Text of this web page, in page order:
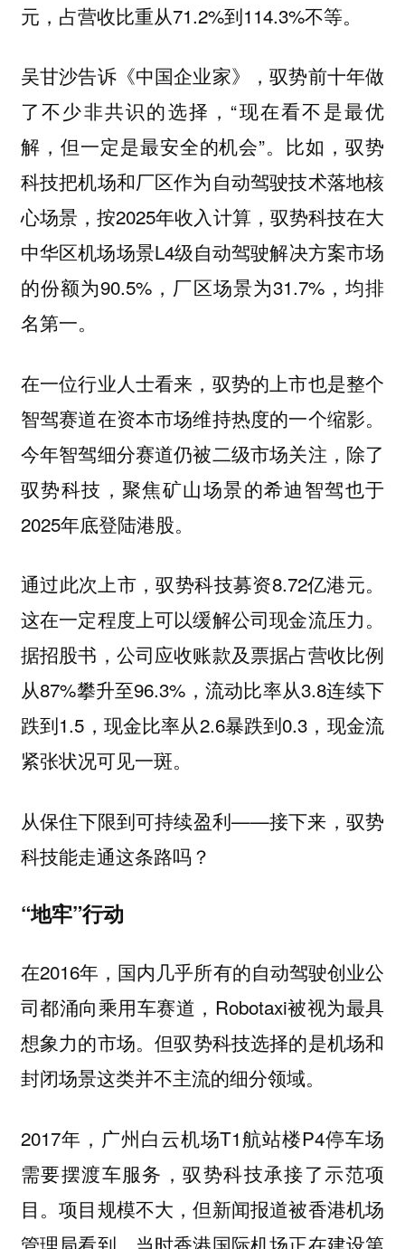
元，占营收比重从71.2%到114.3%不等。
吴甘沙告诉《中国企业家》，驭势前十年做
了不少非共识的选择，“现在看不是最优
解，但一定是最安全的机会”。比如，驭势
科技把机场和厂区作为自动驾驶技术落地核
心场景，按2025年收入计算，驭势科技在大
中华区机场场景L4级自动驾驶解决方案市场
的份额为90.5%，厂区场景为31.7%，均排
名第一。
在一位行业人士看来， 驭势的上市也是整个
智驾赛道在资本市场维持热度的一个缩影。
今年智驾细分赛道仍被二级市场关注，除了
驭势科技，聚焦矿山场景的希迪智驾也于
2025年底登陆港股。
通过此次上市，驭势科技募资8.72亿港元。
这在一定程度上可以缓解公司现金流压力。
据招股书，公司应收账款及票据占营收比例
从87%攀升至96.3%，流动比率从3.8连续下
跌到1.5，现金比率从2.6暴跌到0.3， 现金流
紧张状况可见一斑。
从保住下限到可持续盈利——接下来，驭势
科技能走通这条路吗？
“地牢”行动
在2016年，国内几乎所有的自动驾驶创业公
司都涌向乘用车赛道，Robotaxi被视为最具
想象力的市场。但驭势科技选择的是机场和
封闭场景这类并不主流的细分领域。
2017年，广州白云机场T1航站楼P4停车场
需要摆渡车服务，驭势科技承接了示范项
目。项目规模不大，但新闻报道被香港机场
管理局看到。当时香港国际机场正在建设第